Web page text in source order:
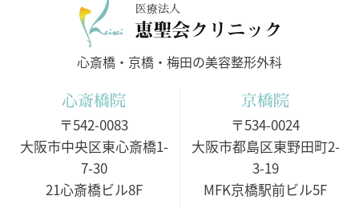
医療法人
心斎橋・京橋・梅田の美容整形外科
心斎橋院
〒542-0083
大阪市中央区東心斎橋1-
7-30
21心斎橋ビル8F
京橋院
〒534-0024
大阪市都島区東野田町2-
3-19
MFK京橋駅前ビル5F